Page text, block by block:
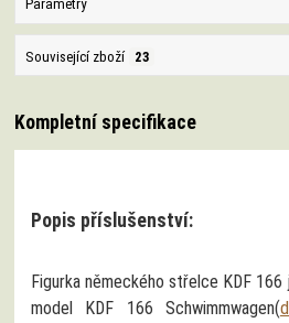
Parametry
Související zboží 23
Kompletní specifikace
Popis příslušenství:
Figurka německého střelce KDF
model KDF 166 Schwimmwagen(